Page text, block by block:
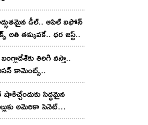
డీల్.. ఆపిల్ ఐఫోన్
అతి తక్కువకే.. ధర జస్ట్..
బంగ్లాదేశ్‌కు తిరిగి వస్తా..
కామెంట్స్‌..
సిద్ధమైన
అమెరికా సెనెట్